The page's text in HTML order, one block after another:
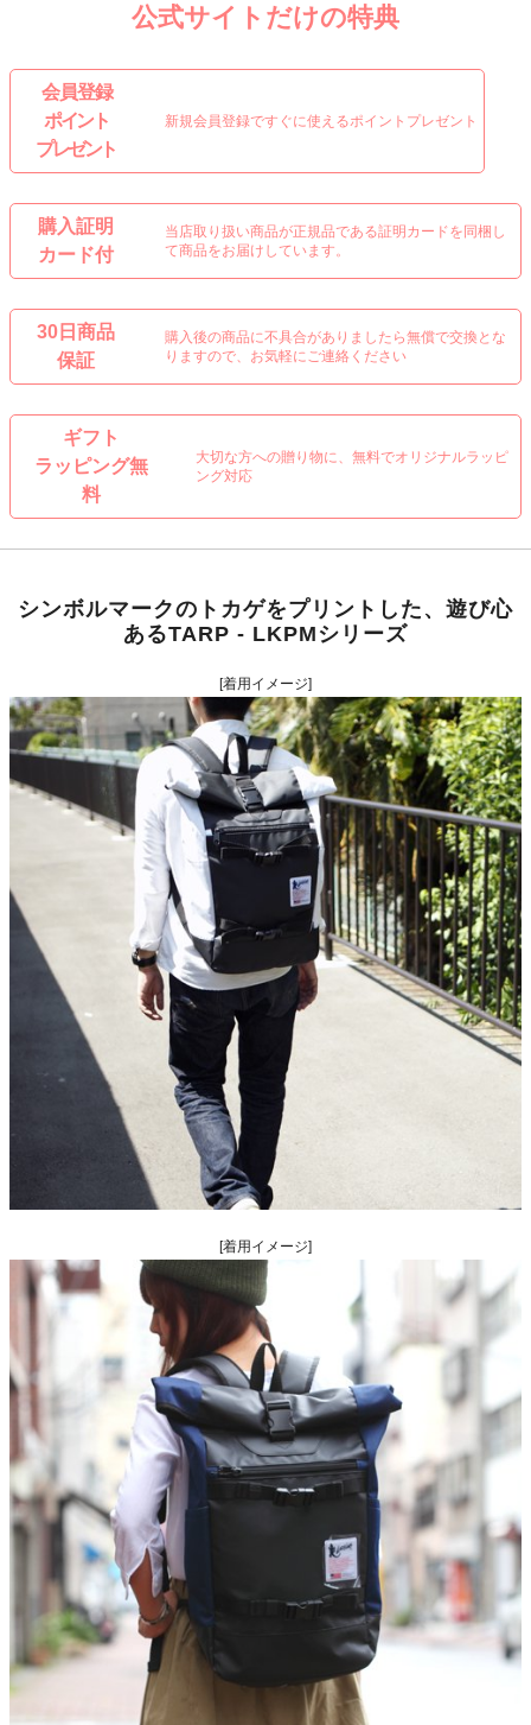
公式サイトだけの特典
会 員 登 録
ポイント
プレゼント
新規会員登録ですぐに使えるポイントプレゼント
購入証明
カード付
当店取り扱い商品が正規品である証明カードを同梱し
て商品をお届けしています。
30日商品
保証
購入後の商品に不具合がありましたら無償で交換とな
りますので、お気軽にご連絡ください
ギフト
ラッピング無
料
大切な方への贈り物に、無料でオリジナルラッピ
ング対応
シンボルマークのトカゲをプリントした、遊び心
あるTARP - LKPMシリーズ
[着用イメージ]
[着用イメージ]